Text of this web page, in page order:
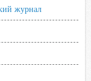
журнал